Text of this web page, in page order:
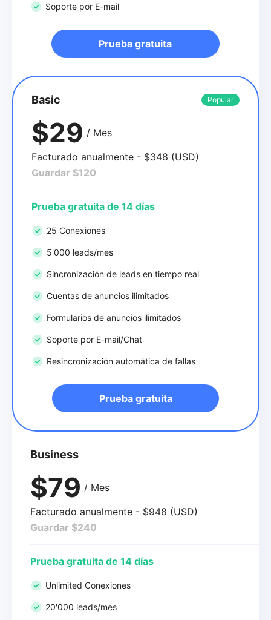
Soporte por E-mail
Prueba gratuita
Basic Popular
$29 / Mes
Facturado anualmente - $348 (USD)
Guardar $120
Prueba gratuita de 14 días
25 Conexiones
5'000 leads/mes
Sincronización de leads en tiempo real
Cuentas de anuncios ilimitados
Formularios de anuncios ilimitados
Soporte por E-mail/Chat
Resincronización automática de fallas
Prueba gratuita
Business
$79 / Mes
Facturado anualmente - $948 (USD)
Guardar $240
Prueba gratuita de 14 días
Unlimited Conexiones
20'000 leads/mes